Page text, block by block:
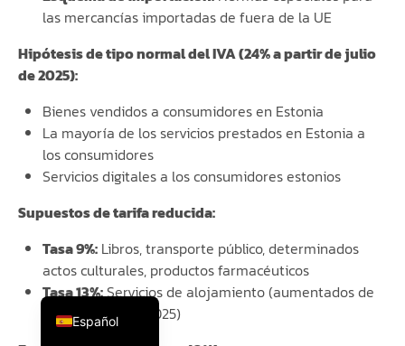
las mercancías importadas de fuera de la UE
Hipótesis de tipo normal del IVA (24% a partir de julio
de 2025):
Bienes vendidos a consumidores en Estonia
La mayoría de los servicios prestados en Estonia a
los consumidores
Servicios digitales a los consumidores estonios
Supuestos de tarifa reducida:
Tasa 9%: Libros, transporte público, determinados
actos culturales, productos farmacéuticos
Tasa 13%:Servicios de alojamiento (aumentados de
9% en enero de 2025)
Español
English (UK)